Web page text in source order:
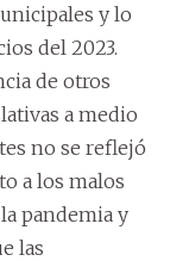
y lo
del 2023.
de otros
a medio
no se reflejó
a los malos
pandemia y
las